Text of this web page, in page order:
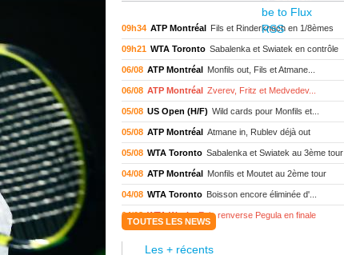
09h34 ATP Montréal Fils et Rinderknech en 1/8èmes
09h21 WTA Toronto Sabalenka et Swiatek en contrôle
06/08 ATP Montréal Monfils out, Fils et Atmane...
06/08 ATP Montréal Zverev, Fritz et Medvedev...
05/08 US Open (H/F) Wild cards pour Monfils et...
05/08 ATP Montréal Atmane in, Rublev déjà out
05/08 WTA Toronto Sabalenka et Swiatek au 3ème tour
04/08 ATP Montréal Monfils et Moutet au 2ème tour
04/08 WTA Toronto Boisson encore éliminée d'...
04/08 WTA Wash. Eala renverse Pegula en finale
TOUTES LES NEWS
Les + récents